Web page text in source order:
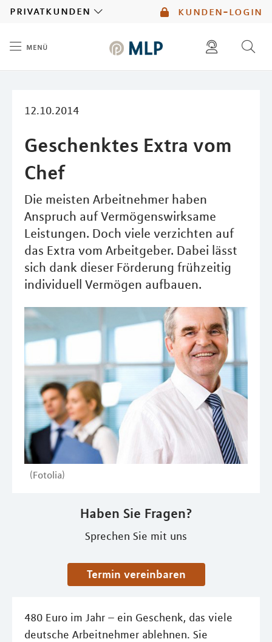
kunden-login
privatkunden
menü
12.10.2014
Geschenktes Extra vom
Chef
Die meisten Arbeitnehmer haben
Anspruch auf Vermögenswirksame
Leistungen. Doch viele verzichten auf
das Extra vom Arbeitgeber. Dabei lässt
sich dank dieser Förderung frühzeitig
individuell Vermögen aufbauen.
(Fotolia)
Haben Sie Fragen?
Sprechen Sie mit uns
Termin vereinbaren
480 Euro im Jahr – ein Geschenk, das viele
deutsche Arbeitnehmer ablehnen. Sie